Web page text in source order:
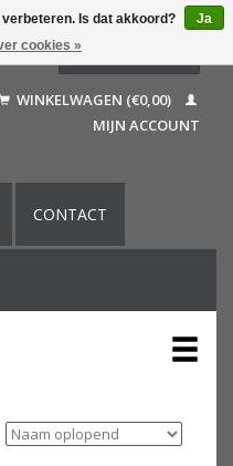
Français
English (US)
WINKELWAGEN (€0,00)
MIJN ACCOUNT
CONTACT
Is dat akkoord?
Ja
cookies »